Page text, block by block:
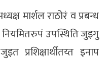
मार्शल राठोरं व प्रबन्ध
उपस्थिति जुइगु
प्रशिक्षार्थीतय्त इनाप